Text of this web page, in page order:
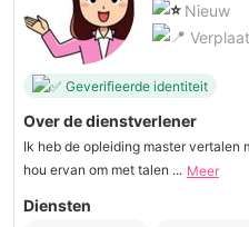
Nieuw
Geverifieerde identiteit
Over de dienstverlener
Ik heb de opleiding master vertalen
hou ervan om met talen ... Meer
Diensten